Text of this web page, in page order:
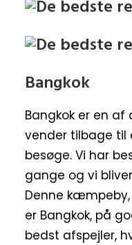
Bangkok
Bangkok er en af
vender tilbage til
besøge. Vi har
gange og vi
Denne
er Bangkok, på
bedst afspejler,